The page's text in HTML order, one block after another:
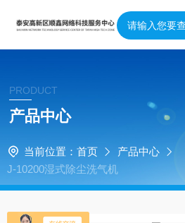
PRODUCT
产品中心
当前位置： 首页 产品中心
J-10200湿式除尘洗气机